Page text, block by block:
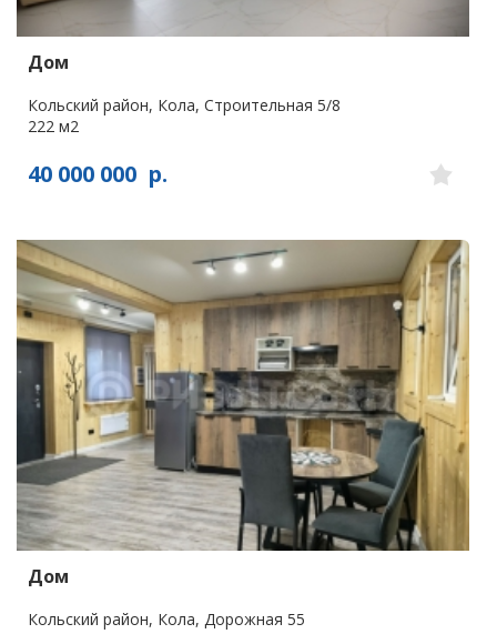
Дом
Кольский район, Кола, Строительная 5/8
222 м2
40 000 000 р.
Дом
Кольский район, Кола, Дорожная 55